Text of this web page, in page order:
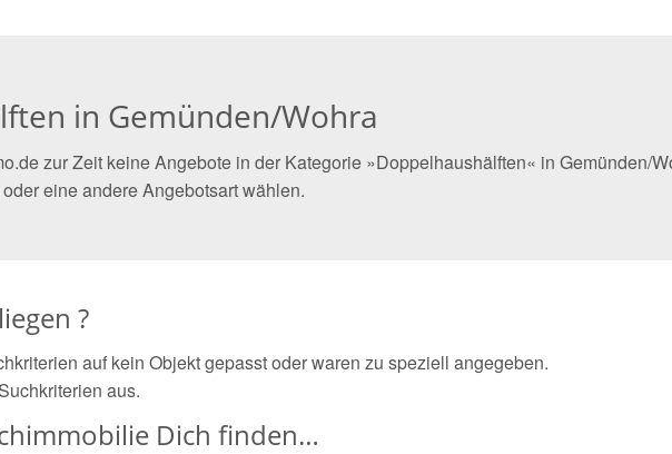
in Gemünden/Wohra
zur Zeit keine Angebote in der Kategorie »Doppelhaushälften« in Gemünden/
eine andere Angebotsart wählen.
?
auf kein Objekt gepasst oder waren zu speziell angegeben.
aus.
Dich finden…